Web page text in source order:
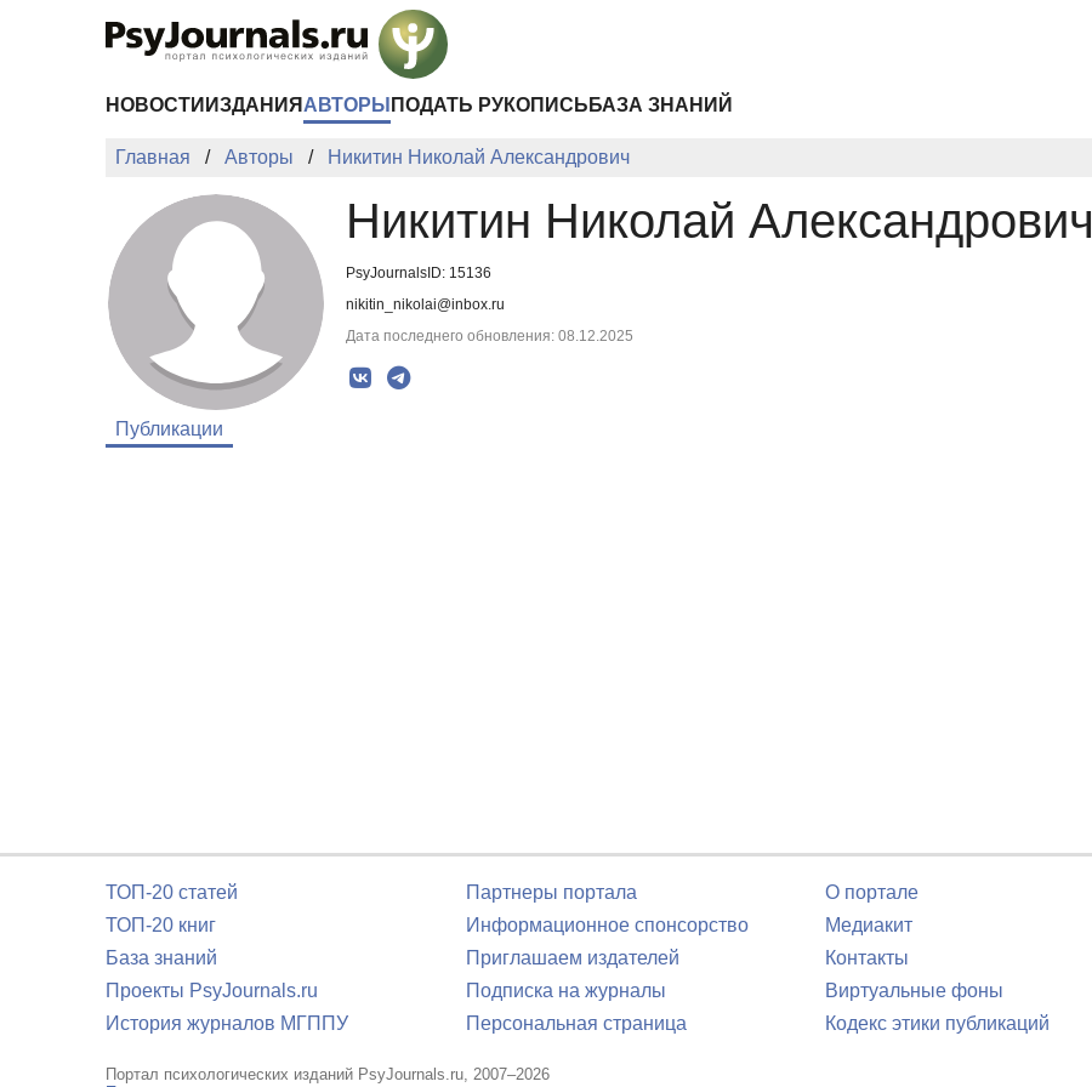
НОВОСТИ ИЗДАНИЯ АВТОРЫ ПОДАТЬ РУКОПИСЬ БАЗА ЗНАНИЙ
Главная Авторы Никитин Николай Александрович
Никитин Николай Александрович
PsyJournalsID: 15136
nikitin_nikolai@inbox.ru
Дата последнего обновления: 08.12.2025
Публикации
ТОП-20 статей
ТОП-20 книг
База знаний
Проекты PsyJournals.ru
История журналов МГППУ
Партнеры портала
Информационное спонсорство
Приглашаем издателей
Подписка на журналы
Персональная страница
О портале
Медиакит
Контакты
Виртуальные фоны
Кодекс этики публикаций
Портал психологических изданий PsyJournals.ru, 2007–2026